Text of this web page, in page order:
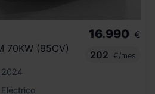
70KW (95CV)
2024
Eléctrico
16.990 €
202
€/mes